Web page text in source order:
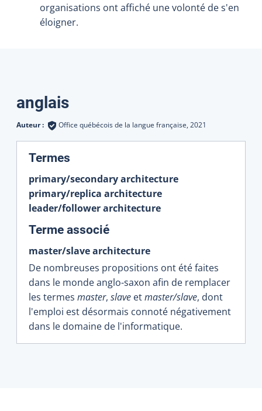
organisations ont affiché une volonté de s'en
éloigner.
Traductions
anglais
Auteur : Office québécois de la langue française, 2021
Termes
primary/secondary architecture
primary/replica architecture
leader/follower architecture
Terme associé:
master/slave architecture
De nombreuses propositions ont été faites
dans le monde anglo-saxon afin de remplacer
les termes master, slave etmaster/slave, dont
l'emploi est désormais connoté négativement
dans le domaine de l'informatique.